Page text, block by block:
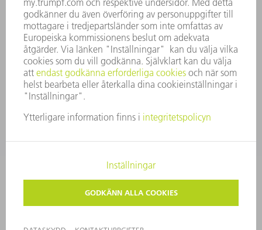
RÅDGIVARSYSTEM
SECURITY
PRESSMEDDELANDEN
MAGASIN
HÅLLBARHET
MILJÖ & KLIMAT
SOCIALT & SAMHÄLLE
FÖRETAGSMANAGEMENT
KONTAKTUPPGIFTER DATASKYDD
COPYRIGHT
PRIVATA INSTÄLLNINGAR